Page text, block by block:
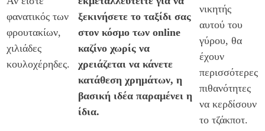
φανατικός των
φρουτακίων,
χιλιάδες
κουλοχέρηδες.
ξεκινήσετε το ταξίδι σας
στον κόσμο των online
καζίνο χωρίς να
χρειάζεται να κάνετε
κατάθεση χρημάτων, η
βασική ιδέα παραμένει η
ίδια.
νικητής
αυτού του
γύρου, θα
έχουν
περισσότερες
πιθανότητες
να κερδίσουν
το τζάκποτ.